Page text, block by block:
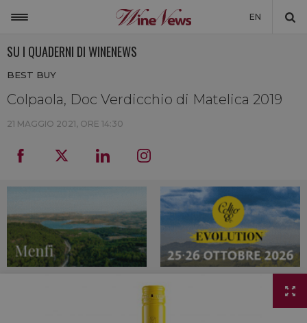
EN
NON SOLO VINO
LA CANTINA DI WINENEWS
DICONO DI NOI
WINENEWS TV
SU I QUADERNI DI WINENEWS
BEST BUY
Colpaola, Doc Verdicchio di Matelica 2019
21 MAGGIO 2021, ORE 14:30